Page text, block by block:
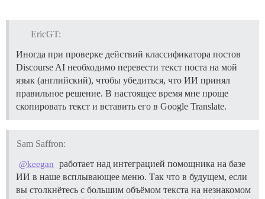
EricGT:
Иногда при проверке действий классификатора постов
Discourse AI необходимо перевести текст поста на мой
язык (английский), чтобы убедиться, что ИИ принял
правильное решение. В настоящее время мне проще
скопировать текст и вставить его в Google Translate.
Sam Saffron:
@keegan
работает над интеграцией помощника на базе
ИИ в наше всплывающее меню. Так что в будущем, если
вы столкнётесь с большим объёмом текста на незнакомом